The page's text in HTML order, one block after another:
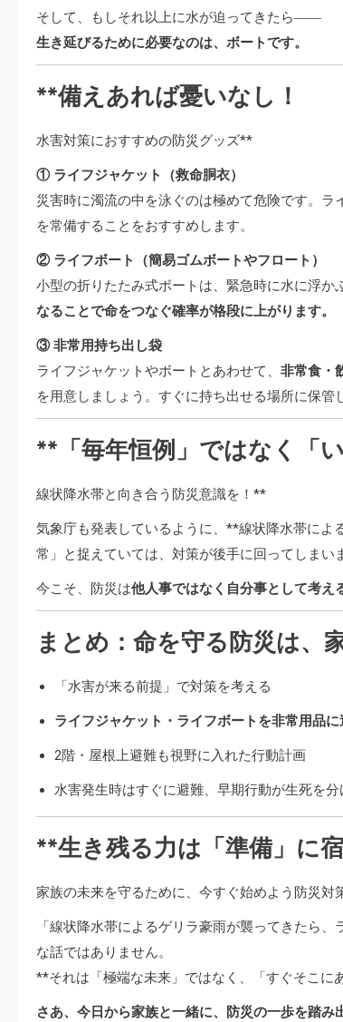
そして、もしそれ以上に水が迫ってきたら――
生き延びるために必要なのは、ボートです。
**備えあれば憂いなし！
水害対策におすすめの防災グッズ**
① ライフジャケット（救命胴衣）
災害時に濁流の中を泳ぐのは極めて危険です。ラ
を常備することをおすすめします。
② ライフボート（簡易ゴムボートやフロート）
小型の折りたたみ式ボートは、緊急時に水に浮か
なることで命をつなぐ確率が格段に上がります。
③ 非常用持ち出し袋
ライフジャケットやボートとあわせて、 非常食・
を用意しましょう。すぐに持ち出せる場所に保管
**「毎年恒例」ではなく「
線状降水帯と向き合う防災意識を！**
気象庁も発表しているように、**線状降水帯に
常」と捉えていては、対策が後手に回ってしまい
今こそ、防災は他人事ではなく自分事として考え
まとめ：命を守る防災は、
「水害が来る前提」で対策を考える
ライフジャケット・ライフボートを非常用品に
2階・屋根上避難も視野に入れた行動計画
水害発生時はすぐに避難、早期行動が生死を分
**生き残る力は「準備」に宿
家族の未来を守るために、今すぐ始めよう防災対
「線状降水帯によるゲリラ豪雨が襲ってきたら
な話ではありません。
**それは「極端な未来」ではなく、「すぐそこに
さあ、今日から家族と一緒に、防災の一歩を踏み